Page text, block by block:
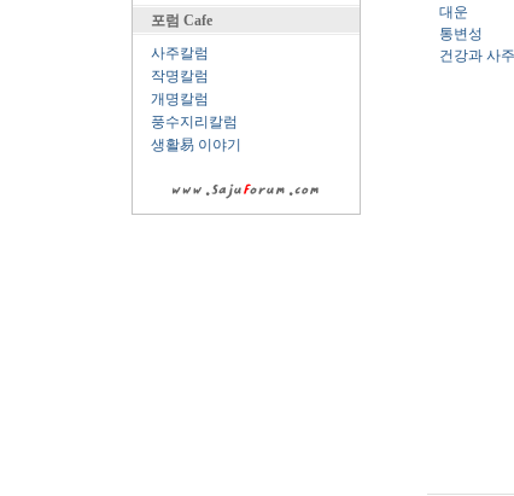
포럼 Cafe
사주칼럼
작명칼럼
개명칼럼
풍수지리칼럼
생활易 이야기
대운
통변성
건강과 사주